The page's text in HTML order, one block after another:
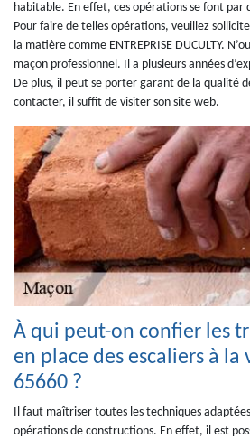
habitable. En effet, ces opérations se font par
Pour faire de telles opérations, veuillez
la matière comme ENTREPRISE DUCULTY.
maçon professionnel. Il a plusieurs années
De plus, il peut se porter garant de la qualité
contacter, il suffit de visiter son site web.
À qui peut-on confier les
en place des escaliers à la
65660 ?
Il faut maîtriser toutes les techniques
opérations de constructions. En effet, il est